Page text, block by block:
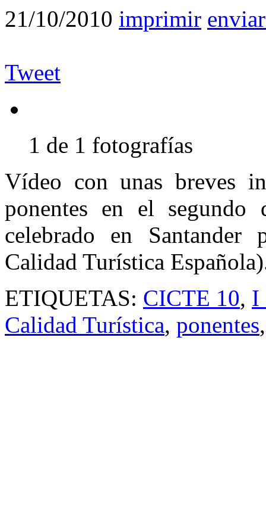
21/10/2010 imprimir
Tweet
1 de 1 fotografías
Vídeo con unas breves
ponentes en el
celebrado en
Calidad Turística
ETIQUETAS: CICTE 10, I
Calidad Turística, ponentes,